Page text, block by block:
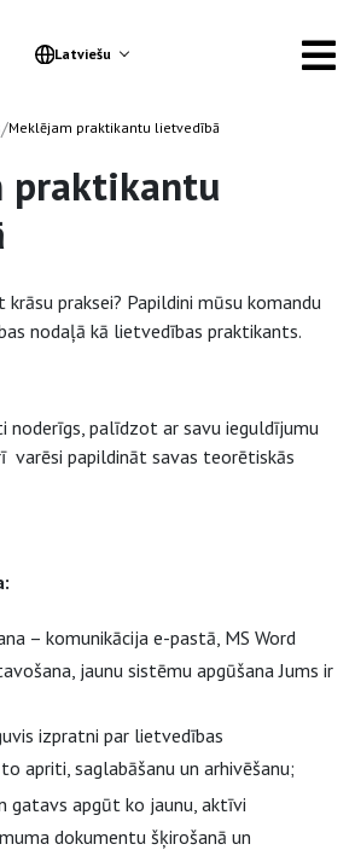
Latviešu
/Meklējam praktikantu lietvedībā
praktikantu
krāsu praksei? Papildini mūsu komandu
nodaļā kā lietvedības praktikants.
noderīgs, palīdzot ar savu ieguldījumu
varēsi papildināt savas teorētiskās
– komunikācija e-pastā, MS Word
jaunu sistēmu apgūšana Jums ir
izpratni par lietvedības
apriti, saglabāšanu un arhivēšanu;
gatavs apgūt ko jaunu, aktīvi
dokumentu šķirošanā un